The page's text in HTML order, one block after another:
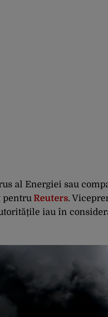
al Energiei sau
pentru Reuters.
iau în